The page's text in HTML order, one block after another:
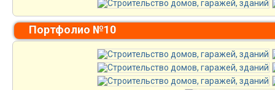
Портфолио №10